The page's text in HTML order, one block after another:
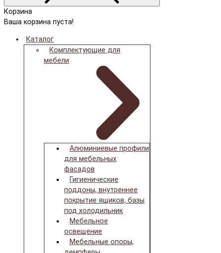
Корзина
Ваша корзина пуста!
Каталог
Комплектующие для
мебели
Алюминиевые профили
для мебельных
фасадов
Гигиенические
поддоны, внутреннее
покрытие ящиков, базы
под холодильник
Мебельное
освещение
Мебельные опоры,